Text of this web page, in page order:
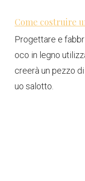
Come costruire
Progettare e
oco in legno
creerà un pezzo
uo salotto.